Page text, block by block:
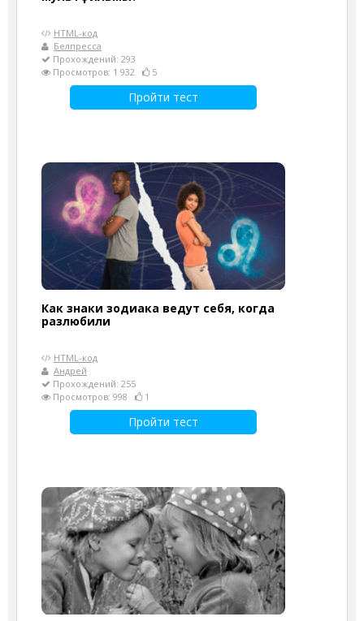
HTML-код
Белпресса
Прохождений: 293
Просмотров: 1 932
5
Пройти тест
Как знаки зодиака ведут себя, когда
разлюбили
HTML-код
Андрей
Прохождений: 255
Просмотров: 998
1
Пройти тест